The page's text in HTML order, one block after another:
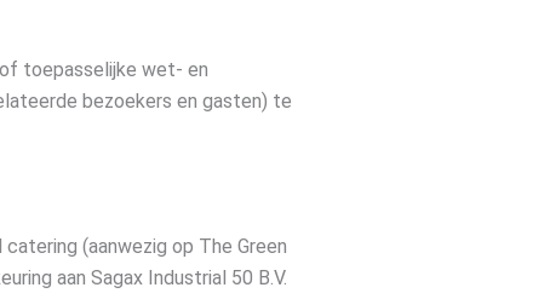
of toepasselijke wet- en
bezoekers en gasten) te
(aanwezig op The Green
aan Sagax Industrial 50 B.V.